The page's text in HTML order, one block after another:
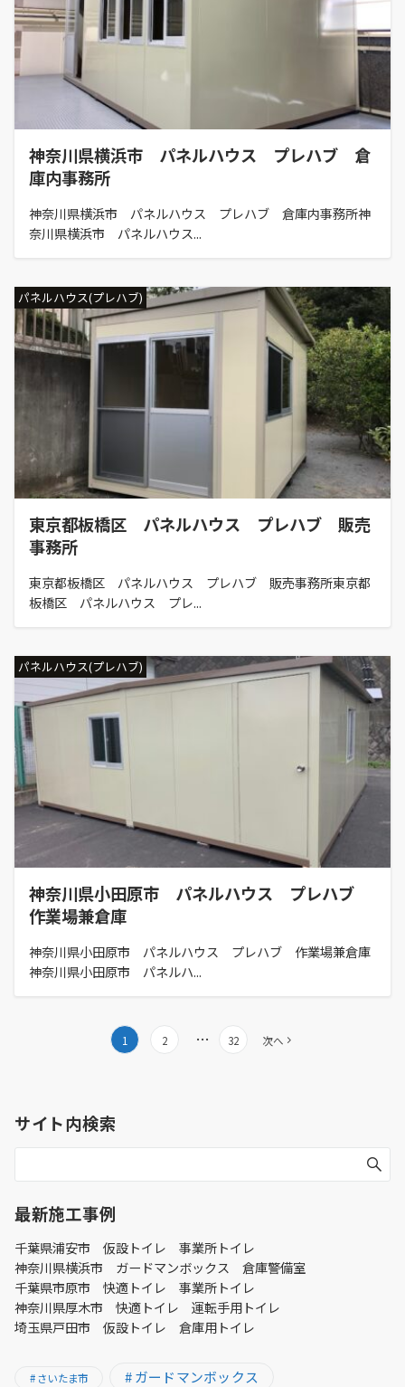
神奈川県横浜市 パネルハウス プレハブ 倉
庫内事務所
神奈川県横浜市 パネルハウス プレハブ 倉庫内事務所神
奈川県横浜市 パネルハウス...
パネルハウス(プレハブ)
東京都板橋区 パネルハウス プレハブ 販売
事務所
東京都板橋区 パネルハウス プレハブ 販売事務所東京都
板橋区 パネルハウス プレ...
パネルハウス(プレハブ)
神奈川県小田原市 パネルハウス プレハブ
作業場兼倉庫
神奈川県小田原市 パネルハウス プレハブ 作業場兼倉庫
神奈川県小田原市 パネルハ...
ー
ジ
1 2 … 32 次へ
サイト内検索
最新施工事例
千葉県浦安市 仮設トイレ 事業所トイレ
神奈川県横浜市 ガードマンボックス 倉庫警備室
千葉県市原市 快適トイレ 事業所トイレ
神奈川県厚木市 快適トイレ 運転手用トイレ
埼玉県戸田市 仮設トイレ 倉庫用トイレ
さいたま市 ガードマンボックス